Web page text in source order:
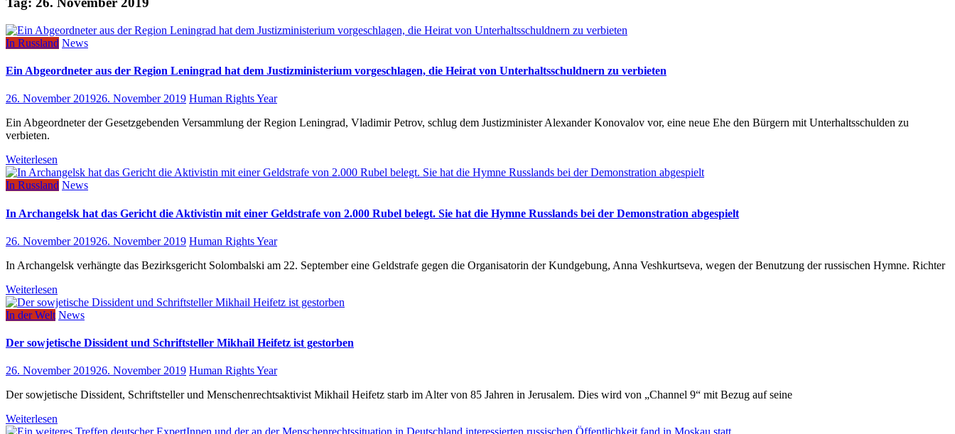
In Russland News
Ein Abgeordneter aus der Region Leningrad hat dem Justizministerium vorgeschlagen, die Heirat von Unterhaltsschuldnern zu verbieten
26. November 201926. November 2019 Human Rights Year
Ein Abgeordneter der Gesetzgebenden Versammlung der Region Leningrad, Vladimir Petrov, schlug dem Justizminister Alexander Konovalov vor, eine neue Ehe den Bürgern mit Unterhaltsschulden zu
verbieten.
Weiterlesen
In Russland News
In Archangelsk hat das Gericht die Aktivistin mit einer Geldstrafe von 2.000 Rubel belegt. Sie hat die Hymne Russlands bei der Demonstration abgespielt
26. November 201926. November 2019 Human Rights Year
In Archangelsk verhängte das Bezirksgericht Solombalski am 22. September eine Geldstrafe gegen die Organisatorin der Kundgebung, Anna Veshkurtseva, wegen der Benutzung der russischen Hymne. Richter
Weiterlesen
In der Welt News
Der sowjetische Dissident und Schriftsteller Mikhail Heifetz ist gestorben
26. November 201926. November 2019 Human Rights Year
Der sowjetische Dissident, Schriftsteller und Menschenrechtsaktivist Mikhail Heifetz starb im Alter von 85 Jahren in Jerusalem. Dies wird von „Channel 9“ mit Bezug auf seine
Weiterlesen